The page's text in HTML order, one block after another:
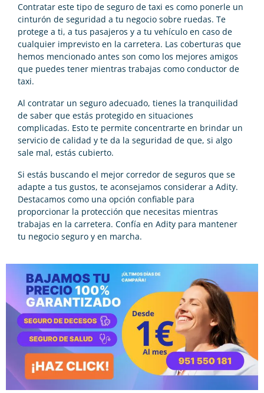
Contratar este tipo de seguro de taxi es como ponerle un
cinturón de seguridad a tu negocio sobre ruedas. Te
protege a ti, a tus pasajeros y a tu vehículo en caso de
cualquier imprevisto en la carretera. Las coberturas que
hemos mencionado antes son como los mejores amigos
que puedes tener mientras trabajas como conductor de
taxi.
Al contratar un seguro adecuado, tienes la tranquilidad
de saber que estás protegido en situaciones
complicadas. Esto te permite concentrarte en brindar un
servicio de calidad y te da la seguridad de que, si algo
sale mal, estás cubierto.
Si estás buscando el mejor corredor de seguros que se
adapte a tus gustos, te aconsejamos considerar a Adity.
Destacamos como una opción confiable para
proporcionar la protección que necesitas mientras
trabajas en la carretera. Confía en Adity para mantener
tu negocio seguro y en marcha.